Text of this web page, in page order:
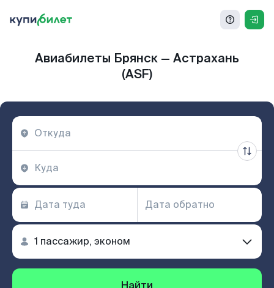
Авиабилеты Брянск — Астрахань
(ASF)
Найти